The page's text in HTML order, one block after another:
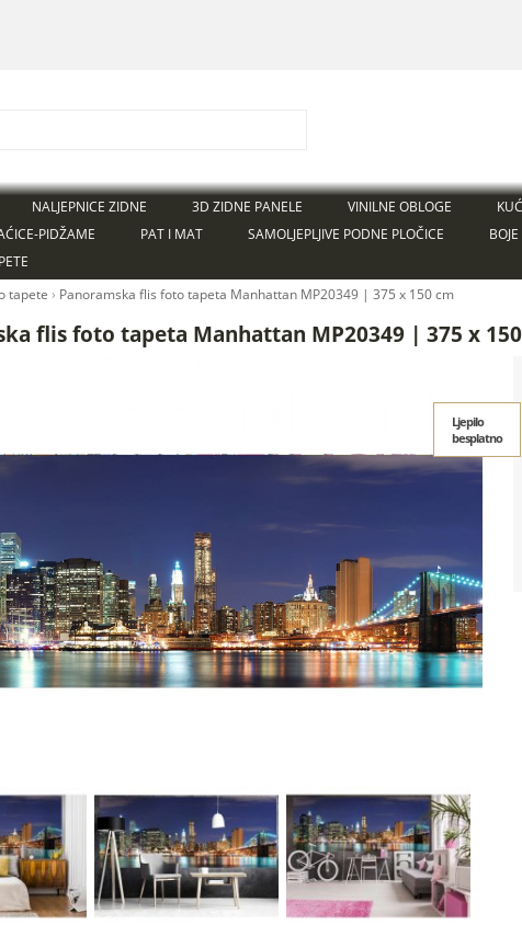
flis foto tapeta Manhattan MP20349 | 375 x
Ljepilo
besplatno
NALJEPNICE ZIDNE 3D ZIDNE PANELE VINILNE OBLOGE
PIDŽAME PAT I MAT SAMOLJEPLJIVE PODNE PLOČICE BOJE
tapete › Panoramska flis foto tapeta Manhattan MP20349 | 375 x 150 cm